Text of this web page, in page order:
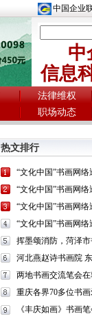
中国企业
中
信息
法律维权
职场动态
热文排行
“文化中国”书画网
“文化中国”书画网
“文化中国”书画网
“文化中国”书画网
河北燕赵诗书画院
两地书画交流笔会
重庆各界70多位书
《丰庆如画》书画